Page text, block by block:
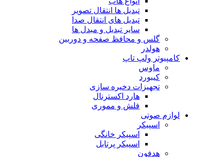
تبدیل ها انتقال تصویر
تبدیل های انتقال صدا
سایر تبدیل و مبدل ها
گلس و محافظ صفحه و دوربین
هولدر
کامپیوتر ولپ تاپ
ماوس
کیبورد
تجهیزات دخیره سازی
هارد اکسترنال
فلش و مموری
لوازم صوتی
اسپیکر
اسپیکر خانگی
اسپیکر پرتابل
هدفون